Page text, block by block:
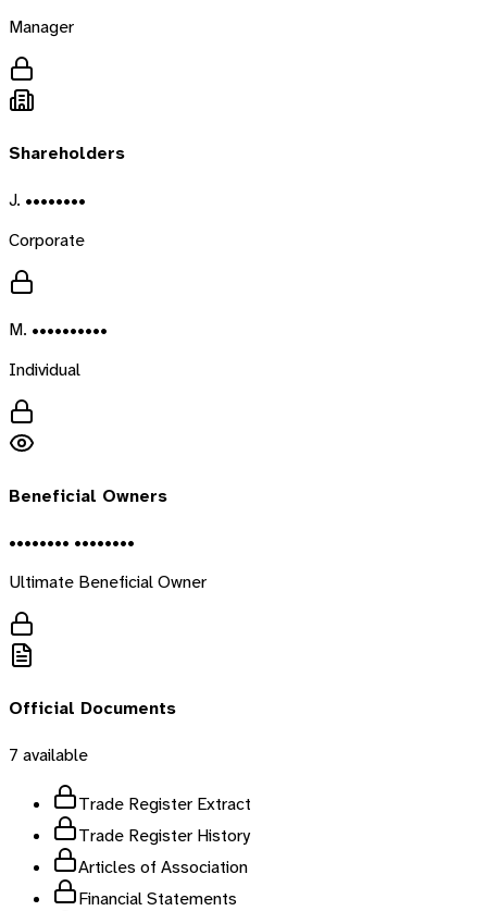
Manager
Shareholders
J. ••••••••
Corporate
M. ••••••••••
Individual
Beneficial Owners
•••••••• ••••••••
Ultimate Beneficial Owner
Official Documents
7 available
Trade Register Extract
Trade Register History
Articles of Association
Financial Statements